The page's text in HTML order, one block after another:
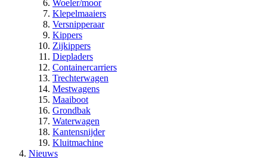
Woeler/moor
Klepelmaaiers
Versnipperaar
Kippers
Zijkippers
Diepladers
Containercarriers
Trechterwagen
Mestwagens
Maaiboot
Grondbak
Waterwagen
Kantensnijder
Kluitmachine
Nieuws